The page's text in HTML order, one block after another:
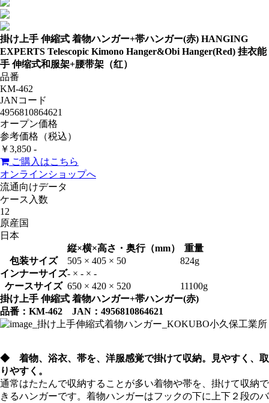
掛け上手 伸縮式 着物ハンガー+帯ハンガー(赤) HANGING
EXPERTS Telescopic Kimono Hanger&Obi Hanger(Red) 挂衣能
手 伸缩式和服架+腰带架（红）
品番
KM-462
JANコード
4956810864621
オープン価格
参考価格（税込）
￥3,850 -
ご購入はこちら
オンラインショップへ
流通向けデータ
ケース入数
12
原産国
日本
縦×横×高さ・奥行（mm）
重量
包装サイズ
505 × 405 × 50
824g
インナーサイズ- × - × -
ケースサイズ 650 × 420 × 520
11100g
掛け上手 伸縮式 着物ハンガー+帯ハンガー(赤)
品番：KM-462 JAN：4956810864621
◆ 着物、浴衣、帯を、洋服感覚で掛けて収納。見やすく、取
りやすく。
通常はたたんで収納することが多い着物や帯を、掛けて収納で
きるハンガーです。着物ハンガーはフックの下に上下２段のバ